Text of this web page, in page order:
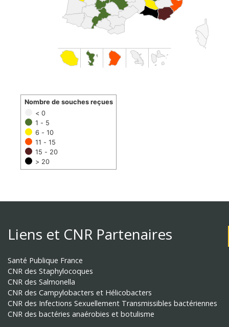
< 0
1 - 5
6 - 10
11 - 15
15 - 20
> 20
Nombre de souches reçues
Liens et CNR Partenaires
Santé Publique France
CNR des Staphylocoques
CNR des Salmonella
CNR des Campylobacters et Hélicobacters
CNR des Infections Sexuellement Transmissibles bactériennes
CNR des bactéries anaérobies et botulisme